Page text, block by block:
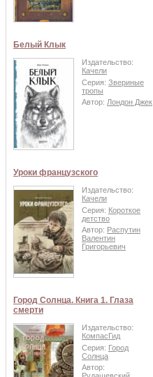
Белый Клык
Издательство:
Качели
Серия: Звериные
тропы
Автор: Лондон Джек
Уроки французского
Издательство:
Качели
Серия: Короткое
детство
Автор: Распутин
Валентин
Григорьевич
Город Солнца. Книга 1. Глаза
смерти
Издательство:
КомпасГид
Серия: Город
Солнца
Автор: